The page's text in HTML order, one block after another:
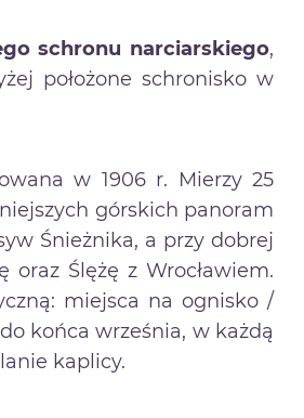
schronu narciarskiego,
położone schronisko w
w 1906 r. Mierzy 25
górskich panoram
Śnieżnika, a przy dobrej
Ślężę z Wrocławiem.
miejsca na ognisko /
końca września, w każdą
kaplicy.